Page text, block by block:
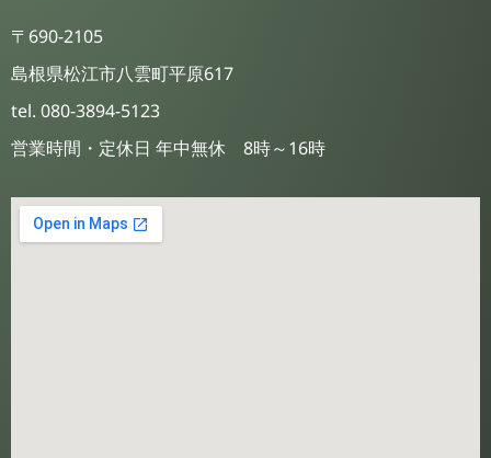
〒690-2105
島根県松江市八雲町平原617
tel. 080-3894-5123
営業時間・定休日 年中無休 8時～16時